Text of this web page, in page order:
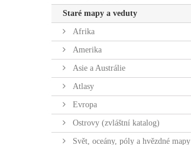
Staré mapy a veduty
Afrika
Amerika
Asie a Austrálie
Atlasy
Evropa
Ostrovy (zvláštní katalog)
Svět, oceány, póly a hvězdné mapy